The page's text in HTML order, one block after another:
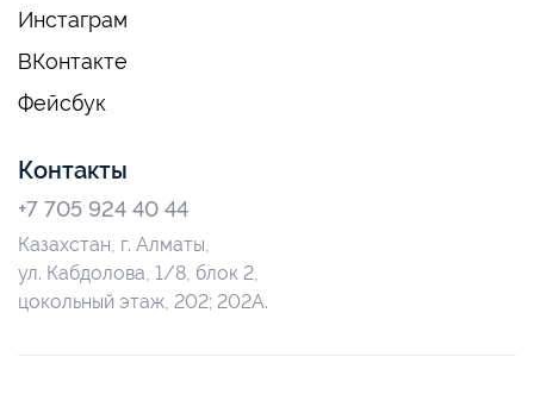
Инстаграм
ВКонтакте
Фейсбук
Контакты
+7 705 924 40 44
Казахстан, г. Алматы,
ул. Кабдолова, 1/8, блок 2,
цокольный этаж, 202; 202А.